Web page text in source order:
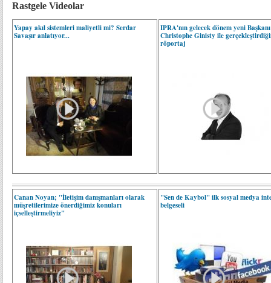
Rastgele Videolar
Yapay akıl sistemleri maliyetli mi? Serdar
Savaşır anlatıyor...
IPRA'nın gelecek dönem yeni Başkanı
Christophe Ginisty ile
röportaj
Canan Noyan; "İletişim danışmanları olarak
müşretilerimize önerdiğimiz konuları
içselleştirmeliyiz"
"Sen de Kaybol" ilk sosyal medya
belgeseli